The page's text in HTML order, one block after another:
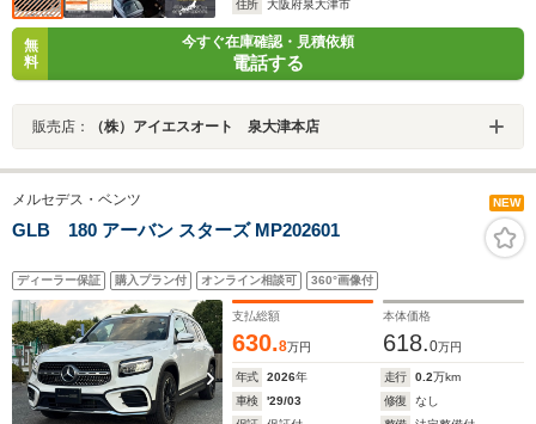
住所
大阪府泉大津市
無
料
今すぐ在庫確認・見積依頼
電話する
販売店： （株）アイエスオート 泉大津本店
メルセデス・ベンツ NEW
GLB 180 アーバン スターズ MP202601
ディーラー保証 購入プラン付 オンライン相談可 360°画像付
支払総額
630.8万円
本体価格
618.0万円
年式 2026年 走行 0.2万km
車検
'29/03 修復
なし